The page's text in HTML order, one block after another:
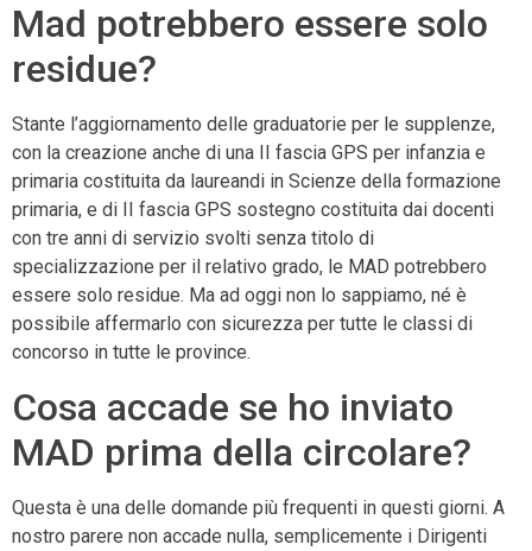
Mad potrebbero essere solo
residue?
Stante l’aggiornamento delle graduatorie per le supplenze,
con la creazione anche di una II fascia GPS per infanzia e
primaria costituita da laureandi in Scienze della formazione
primaria, e di II fascia GPS sostegno costituita dai docenti
con tre anni di servizio svolti senza titolo di
specializzazione per il relativo grado, le MAD potrebbero
essere solo residue. Ma ad oggi non lo sappiamo, né è
possibile affermarlo con sicurezza per tutte le classi di
concorso in tutte le province.
Cosa accade se ho inviato
MAD prima della circolare?
Questa è una delle domande più frequenti in questi giorni. A
nostro parere non accade nulla, semplicemente i Dirigenti